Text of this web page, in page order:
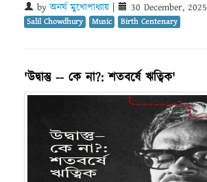
byঅনর্ঘ মুখোপাধ্যায় 30 December, 2025
Salil Chowdhury Music Birth Centenary
'উদ্বাস্তু -- কে না?: শতবর্ষে ঋত্বিক'